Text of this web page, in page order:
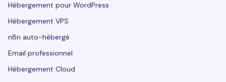
Hébergement pour WordPress
Hébergement VPS
n8n auto-hébergé
Email professionnel
Hébergement Cloud